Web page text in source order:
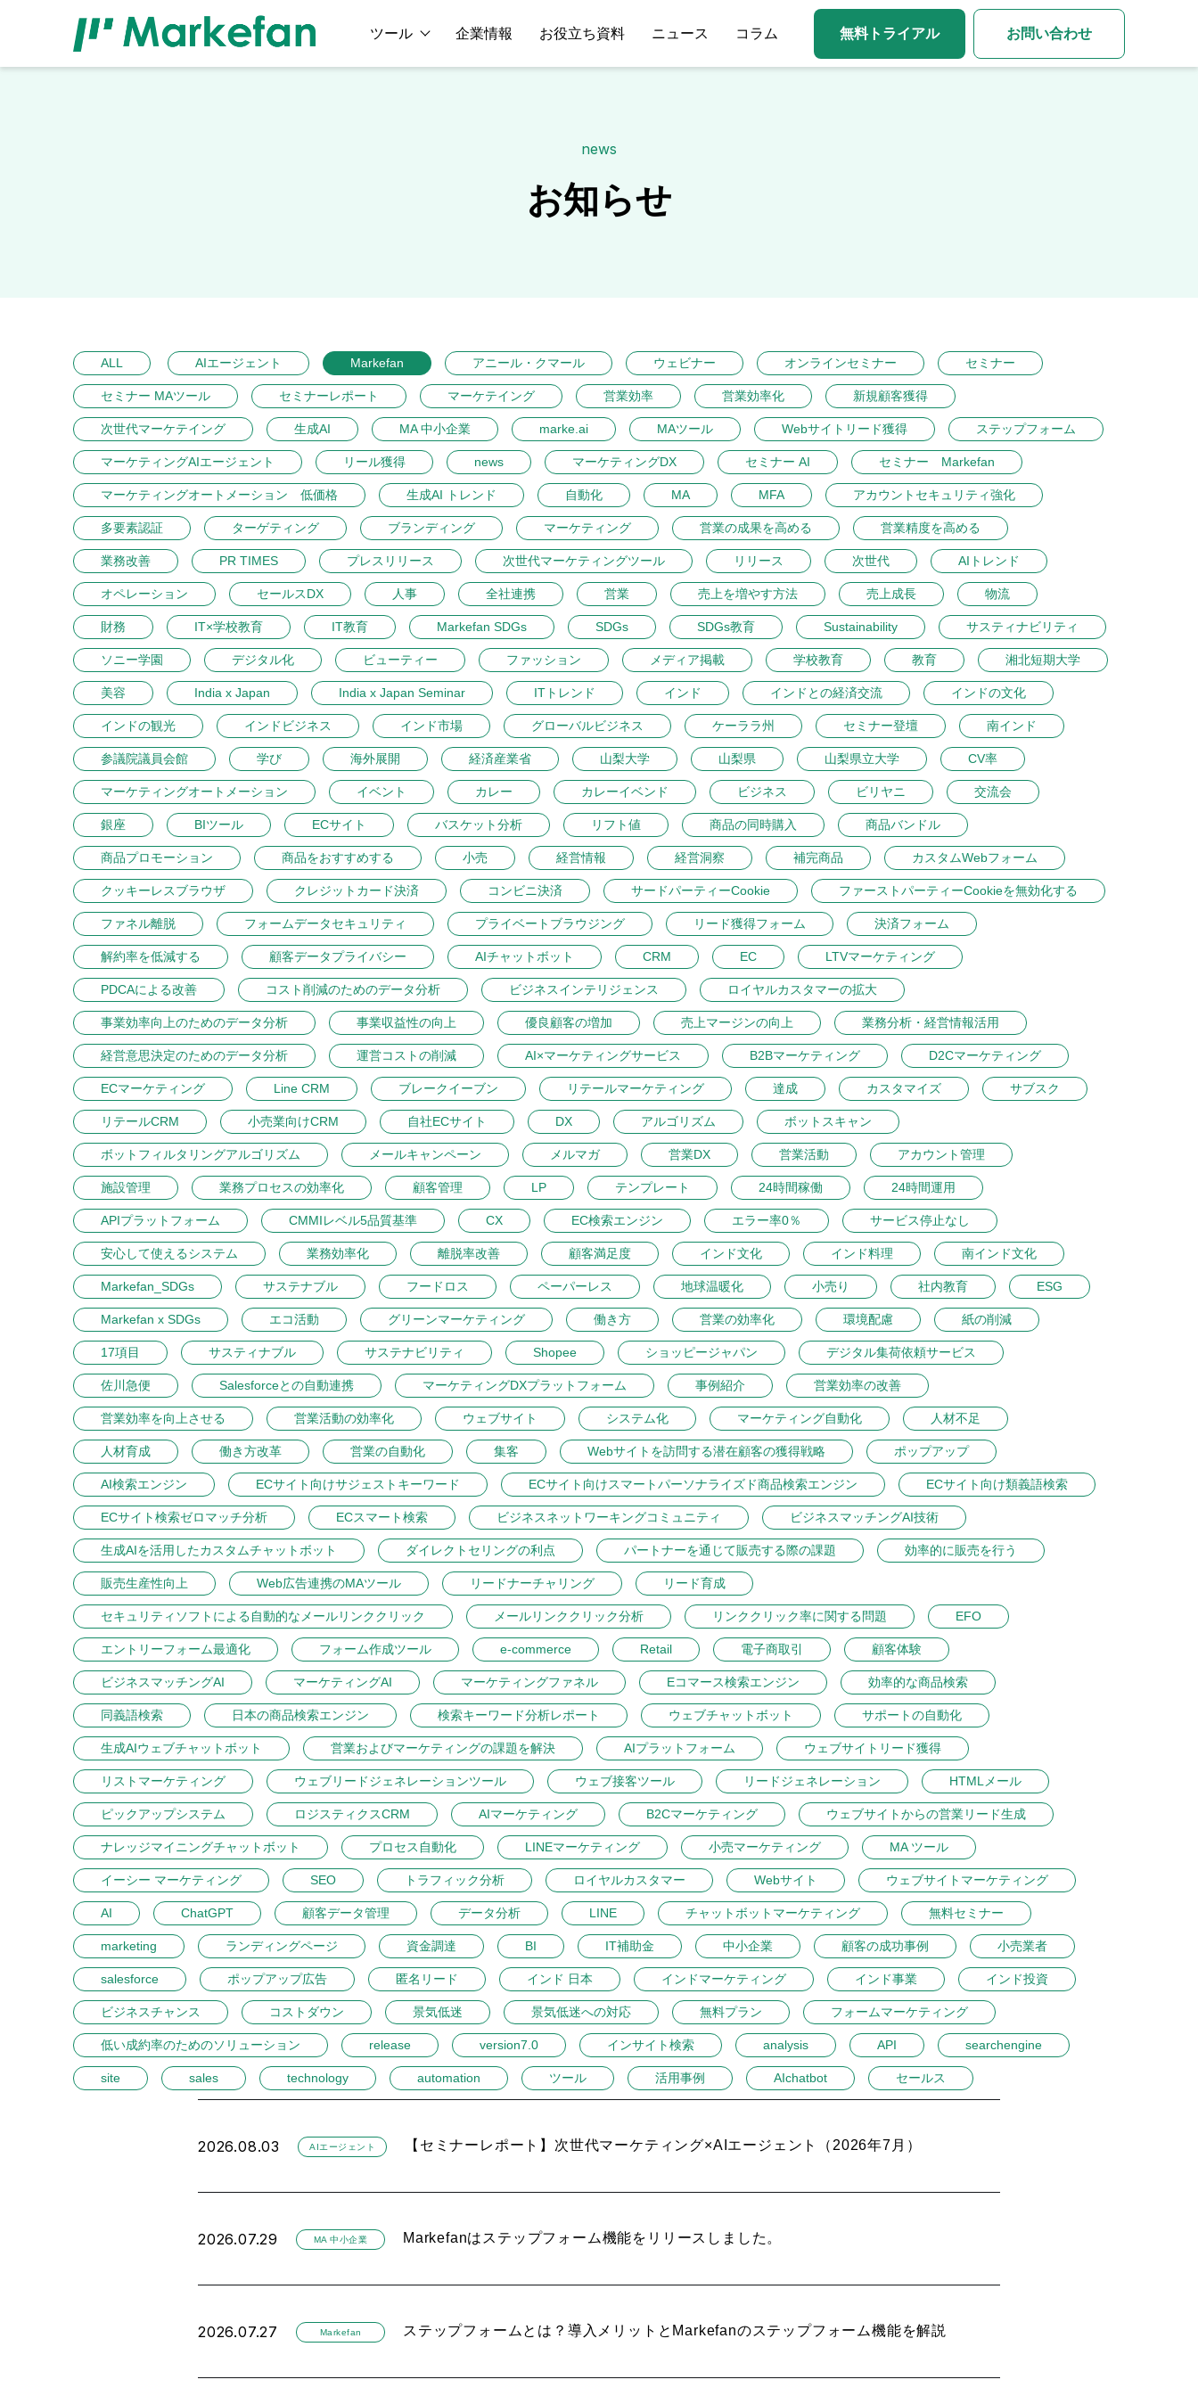
ツール 企業情報 お役立ち資料 ニュース コラム 無料トライアル お問い合わせ
news
お知らせ
ALL AIエージェント Markefan アニール・クマール ウェビナー オンラインセミナー セミナー
セミナー MAツール セミナーレポート マーケテイング 営業効率 営業効率化 新規顧客獲得
次世代マーケテイング 生成AI MA 中小企業 marke.ai MAツール Webサイトリード獲得 ステップフォーム
マーケティングAIエージェント リール獲得 news マーケティングDX セミナー AI セミナー Markefan
マーケティングオートメーション 低価格 生成AI トレンド 自動化 MA MFA アカウントセキュリティ強化
多要素認証 ターゲティング ブランディング マーケティング 営業の成果を高める 営業精度を高める
業務改善 PR TIMES プレスリリース 次世代マーケティングツール リリース 次世代 AIトレンド
オペレーション セールスDX 人事 全社連携 営業 売上を増やす方法 売上成長 物流
財務 IT×学校教育 IT教育 Markefan SDGs SDGs SDGs教育 Sustainability サスティナビリティ
ソニー学園 デジタル化 ビューティー ファッション メディア掲載 学校教育 教育 湘北短期大学
美容 India x Japan India x Japan Seminar ITトレンド インド インドとの経済交流 インドの文化
インドの観光 インドビジネス インド市場 グローバルビジネス ケーララ州 セミナー登壇 南インド
参議院議員会館 学び 海外展開 経済産業省 山梨大学 山梨県 山梨県立大学 CV率
マーケティングオートメーション イベント カレー カレーイベンド ビジネス ビリヤニ 交流会
銀座 BIツール ECサイト バスケット分析 リフト値 商品の同時購入 商品バンドル
商品プロモーション 商品をおすすめする 小売 経営情報 経営洞察 補完商品 カスタムWebフォーム
クッキーレスブラウザ クレジットカード決済 コンビニ決済 サードパーティーCookie ファーストパーティーCookieを無効化する
ファネル離脱 フォームデータセキュリティ プライベートブラウジング リード獲得フォーム 決済フォーム
解約率を低減する 顧客データプライバシー AIチャットボット CRM EC LTVマーケティング
PDCAによる改善 コスト削減のためのデータ分析 ビジネスインテリジェンス ロイヤルカスタマーの拡大
事業効率向上のためのデータ分析 事業収益性の向上 優良顧客の増加 売上マージンの向上 業務分析・経営情報活用
経営意思決定のためのデータ分析 運営コストの削減 AI×マーケティングサービス B2Bマーケティング D2Cマーケティング
ECマーケティング Line CRM ブレークイーブン リテールマーケティング 達成 カスタマイズ サブスク
リテールCRM 小売業向けCRM 自社ECサイト DX アルゴリズム ボットスキャン
ボットフィルタリングアルゴリズム メールキャンペーン メルマガ 営業DX 営業活動 アカウント管理
施設管理 業務プロセスの効率化 顧客管理 LP テンプレート 24時間稼働 24時間運用
APIプラットフォーム CMMIレベル5品質基準 CX EC検索エンジン エラー率0％ サービス停止なし
安心して使えるシステム 業務効率化 離脱率改善 顧客満足度 インド文化 インド料理 南インド文化
Markefan_SDGs サステナブル フードロス ペーパーレス 地球温暖化 小売り 社内教育 ESG
Markefan x SDGs エコ活動 グリーンマーケティング 働き方 営業の効率化 環境配慮 紙の削減
17項目 サスティナブル サステナビリティ Shopee ショッピージャパン デジタル集荷依頼サービス
佐川急便 Salesforceとの自動連携 マーケティングDXプラットフォーム 事例紹介 営業効率の改善
営業効率を向上させる 営業活動の効率化 ウェブサイト システム化 マーケティング自動化 人材不足
人材育成 働き方改革 営業の自動化 集客 Webサイトを訪問する潜在顧客の獲得戦略 ポップアップ
AI検索エンジン ECサイト向けサジェストキーワード ECサイト向けスマートパーソナライズド商品検索エンジン ECサイト向け類義語検索
ECサイト検索ゼロマッチ分析 ECスマート検索 ビジネスネットワーキングコミュニティ ビジネスマッチングAI技術
生成AIを活用したカスタムチャットボット ダイレクトセリングの利点 パートナーを通じて販売する際の課題 効率的に販売を行う
販売生産性向上 Web広告連携のMAツール リードナーチャリング リード育成
セキュリティソフトによる自動的なメールリンククリック メールリンククリック分析 リンククリック率に関する問題 EFO
エントリーフォーム最適化 フォーム作成ツール e-commerce Retail 電子商取引 顧客体験
ビジネスマッチングAI マーケティングAI マーケティングファネル Eコマース検索エンジン 効率的な商品検索
同義語検索 日本の商品検索エンジン 検索キーワード分析レポート ウェブチャットボット サポートの自動化
生成AIウェブチャットボット 営業およびマーケティングの課題を解決 AIプラットフォーム ウェブサイトリード獲得
リストマーケティング ウェブリードジェネレーションツール ウェブ接客ツール リードジェネレーション HTMLメール
ピックアップシステム ロジスティクスCRM AIマーケティング B2Cマーケティング ウェブサイトからの営業リード生成
ナレッジマイニングチャットボット プロセス自動化 LINEマーケティング 小売マーケティング MA ツール
イーシー マーケティング SEO トラフィック分析 ロイヤルカスタマー Webサイト ウェブサイトマーケティング
AI ChatGPT 顧客データ管理 データ分析 LINE チャットボットマーケティング 無料セミナー
marketing ランディングページ 資金調達 BI IT補助金 中小企業 顧客の成功事例 小売業者
salesforce ポップアップ広告 匿名リード インド 日本 インドマーケティング インド事業 インド投資
ビジネスチャンス コストダウン 景気低迷 景気低迷への対応 無料プラン フォームマーケティング
低い成約率のためのソリューション release version7.0 インサイト検索 analysis API searchengine
site sales technology automation ツール 活用事例 AIchatbot セールス
2026.08.03 AIエージェント 【セミナーレポート】次世代マーケティング×AIエージェント（2026年7月）
2026.07.29 MA 中小企業 Markefanはステップフォーム機能をリリースしました。
2026.07.27 Markefan ステップフォームとは？導入メリットとMarkefanのステップフォーム機能を解説